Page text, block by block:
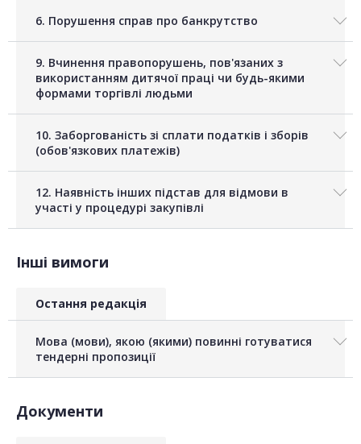
6. Порушення справ про банкрутство
9. Вчинення правопорушень, пов'язаних з
використанням дитячої праці чи будь-якими
формами торгівлі людьми
10. Заборгованість зі сплати податків і зборів
(обов'язкових платежів)
12. Наявність інших підстав для відмови в
участі у процедурі закупівлі
Інші вимоги
Остання редакція
Мова (мови), якою (якими) повинні готуватися
тендерні пропозиції
Документи